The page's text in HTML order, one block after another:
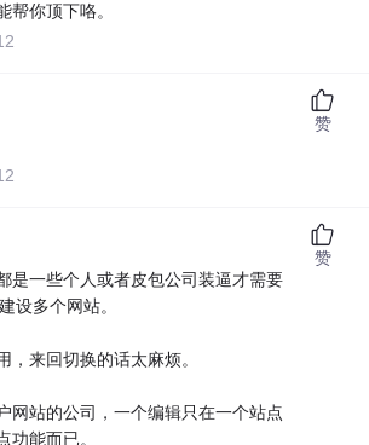
帮你顶下咯。
赞
是一些个人或者皮包公司装逼才需要
设多个网站。
，来回切换的话太麻烦。
网站的公司，一个编辑只在一个站点
功能而已。
赞